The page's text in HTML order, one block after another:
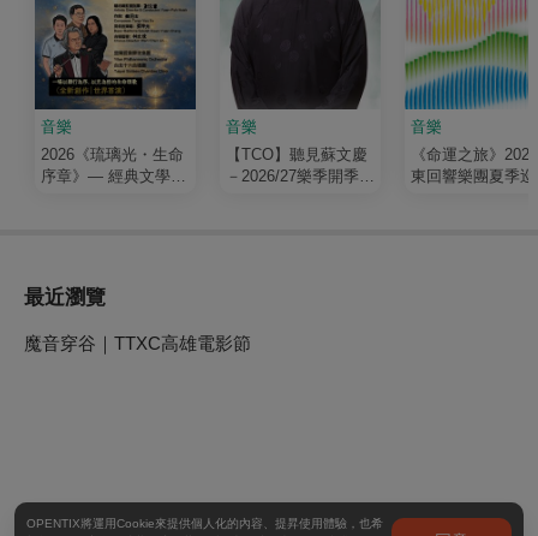
音樂
2026《琉璃光・生命
序章》— 經典文學清
音樂
【TCO】聽見蘇文慶
－2026/27樂季開季音
音樂
《命運之旅》
東回響樂團夏季巡
最近瀏覽
魔音穿谷｜TTXC高雄電影節
OPENTIX將運用Cookie來提供個人化的內容、提昇使用體驗，也希